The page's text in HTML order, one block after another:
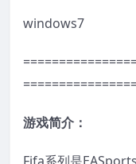
windows7
游戏简介：